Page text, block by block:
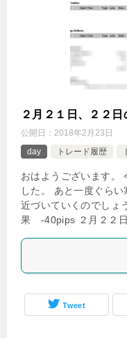
２月２１日、２２
公開日： 2018年2月23日
day
トレード履歴
おはようございます。
した。 あと一度ぐら
近づいていくのでし
果 -40pips ２月２２
Tweet